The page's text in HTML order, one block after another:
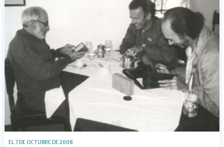
EL 7 DE OCTUBRE DE 2008